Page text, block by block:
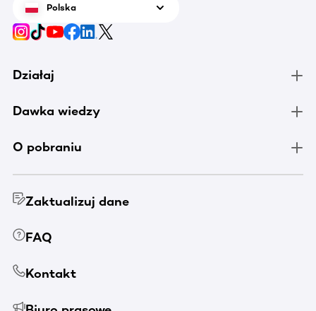
Polska
Działaj
Dawka wiedzy
O pobraniu
Zaktualizuj dane
FAQ
Kontakt